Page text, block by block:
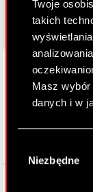
Twoje
takich
Masz
danych i w
zgody
Niezbędne